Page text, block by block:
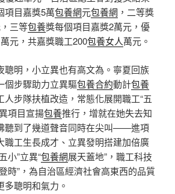
項目嘉獎5萬包養網元包養網 ，二等獎
三等包養獎每個項目嘉獎2萬元，優
元，共嘉獎職工200包養女人萬元。
聰明，小立異也有高文為。寧夏回族
個步驟助力立異驅包養合約動計包養
步隊扶植改造，常態化展開職工“五
項目宣揚包養推行，增就在她失去知
聽到了幾道聲音同時在尖叫——進項
職工生長成才、立異發明搭建加倍廣
小”立異“包養網展天蓋地”，職工科技
時”，為自治區經濟社會高東西的品質
聰明和氣力。